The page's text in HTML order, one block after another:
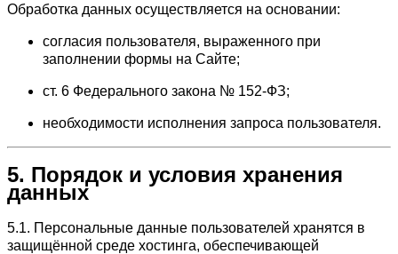
Обработка данных осуществляется на основании:
согласия пользователя, выраженного при
заполнении формы на Сайте;
ст. 6 Федерального закона № 152-ФЗ;
необходимости исполнения запроса пользователя.
5. Порядок и условия хранения
данных
5.1. Персональные данные пользователей хранятся в
защищённой среде хостинга, обеспечивающей